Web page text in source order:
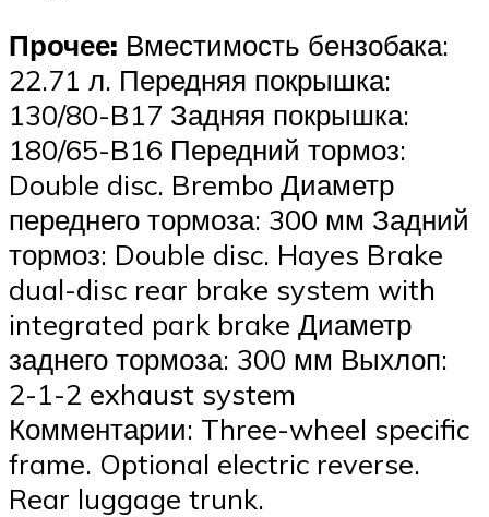
Прочее: Вместимость бензобака:
22.71 л. Передняя покрышка:
130/80-B17 Задняя покрышка:
180/65-B16 Передний тормоз:
Double disc. Brembo Диаметр
переднего тормоза: 300 мм Задний
тормоз: Double disc. Hayes Brake
dual-disc rear brake system with
integrated park brake Диаметр
заднего тормоза: 300 мм Выхлоп:
2-1-2 exhaust system
Комментарии: Three-wheel specific
frame. Optional electric reverse.
Rear luggage trunk.